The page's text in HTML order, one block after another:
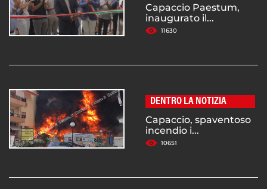
Capaccio Paestum,
inaugurato il...
11630
DENTRO LA NOTIZIA
Capaccio, spaventoso
incendio i...
10651